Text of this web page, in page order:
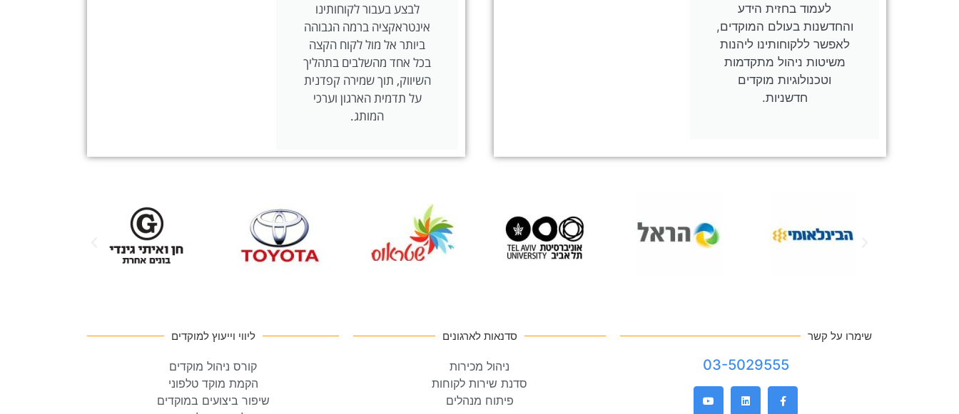
לעמוד בחזית הידע
והחדשנות בעולם המוקדים,
לאפשר ללקוחותינו ליהנות
משיטות ניהול מתקדמות
וטכנולוגיות מוקדים
חדשניות.
לבצע בעבור לקוחותינו
אינטראקציה ברמה הגבוהה
ביותר אל מול לקוח הקצה
בכל אחד מהשלבים בתהליך
השיווק, תוך שמירה קפדנית
על תדמית הארגון וערכי
המותג.
שימרו על קשר
03-5029555
סדנאות לארגונים
ניהול מכירות
סדנת שירות לקוחות
פיתוח מנהלים
ליווי וייעוץ למוקדים
קורס ניהול מוקדים
הקמת מוקד טלפוני
שיפור ביצועים במוקדים